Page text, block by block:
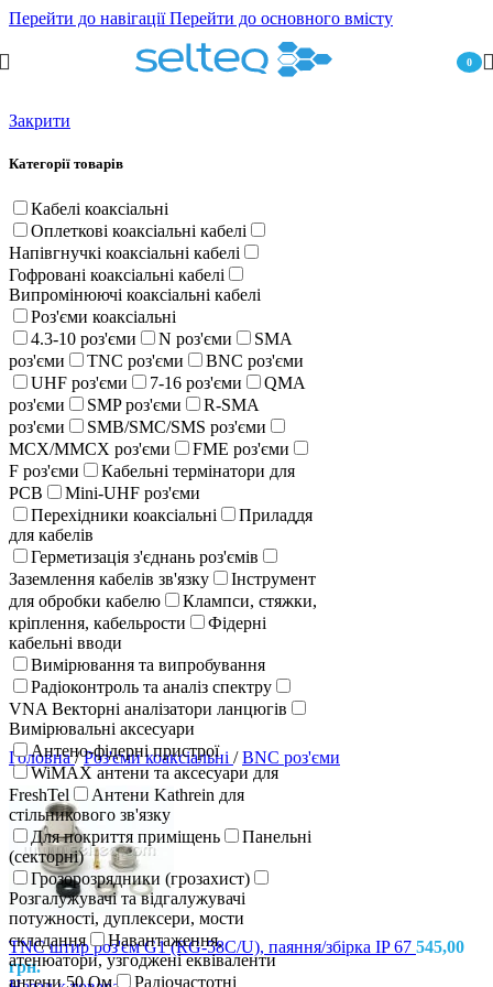
Перейти до навігаціїПерейти до основного вмісту
0
Закрити
Категорії товарів
Кабелі коаксіальні
Оплеткові коаксіальні кабелі
Напівгнучкі коаксіальні кабелі
Гофровані коаксіальні кабелі
Випромінюючі коаксіальні кабелі
Роз'єми коаксіальні
4.3-10 роз'єми
N роз'єми
SMA
роз'єми
TNC роз'єми
BNC роз'єми
UHF роз'єми
7-16 роз'єми
QMA
роз'єми
SMP роз'єми
R-SMA
роз'єми
SMB/SMC/SMS роз'єми
MCX/MMCX роз'єми
FME роз'єми
F роз'єми
Кабельні термінатори для
PCB
Mini-UHF роз'єми
Перехідники коаксіальні
Приладдя
для кабелів
Герметизація з'єднань роз'ємів
Заземлення кабелів зв'язку
Інструмент
для обробки кабелю
Клампси, стяжки,
кріплення, кабельрости
Фідерні
кабельні вводи
Вимірювання та випробування
Радіоконтроль та аналіз спектру
VNA Векторні аналізатори ланцюгів
Вимірювальні аксесуари
Антено-фідерні пристрої
WiMAX антени та аксесуари для
FreshTel
Антени Kathrein для
стільникового зв'язку
Для покриття приміщень
Панельні
(секторні)
Грозорозрядники (грозахист)
Розгалужувачі та відгалужувачі
потужності, дуплексери, мости
складання
Навантаження,
атенюатори, узгоджені еквіваленти
антени 50 Ом
Радіочастотні
Головна/ Роз'єми коаксіальні / BNC роз'єми
TNC штир роз'єм G1 (RG-58C/U), паяння/збірка IP 67 545,00
грн.